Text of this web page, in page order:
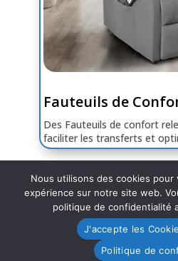
Fauteuils de
Des Fauteuils de confort
faciliter les transferts et
© EFAM 2023-2024 |
de confidentialité| Site
Nous utilisons des cookies pour
expérience sur notre site web.
politique de confidentialité
J'accepte les
Politique de